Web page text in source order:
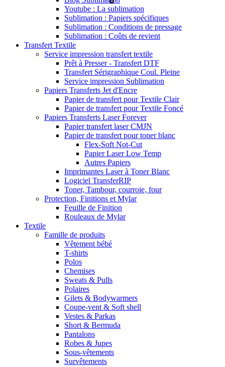
Youtube : La sublimation
Sublimation : Papiers spécifiques
Sublimation : Conditions de pressage
Sublimation : Coûts de revient
Transfert Textile
Service impression transfert textile
Prêt à Presser - Transfert DTF
Transfert Sérigraphique Coul. Pleine
Service impression Sublimation
Papiers Transferts Jet d'Encre
Papier de transfert pour Textile Clair
Papier de transfert pour Textile Foncé
Papiers Transferts Laser Forever
Papier transfert laser CMJN
Papier de transfert pour toner blanc
Flex-Soft Not-Cut
Papier Laser Low Temp
Autres Papiers
Imprimantes Laser à Toner Blanc
Logiciel TransferRIP
Toner, Tambour, courroie, four
Protection, Finitions et Mylar
Feuille de Finition
Rouleaux de Mylar
Textile
Famille de produits
Vêtement bébé
T-shirts
Polos
Chemises
Sweats & Pulls
Polaires
Gilets & Bodywarmers
Coupe-vent & Soft shell
Vestes & Parkas
Short & Bermuda
Pantalons
Robes & Jupes
Sous-vêtements
Survêtements